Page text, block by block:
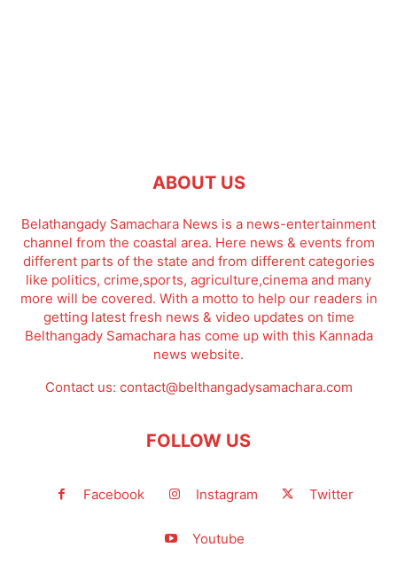
ABOUT US
Belathangady Samachara News is a news-entertainment
channel from the coastal area. Here news & events from
different parts of the state and from different categories
like politics, crime,sports, agriculture,cinema and many
more will be covered. With a motto to help our readers in
getting latest fresh news & video updates on time
Belthangady Samachara has come up with this Kannada
news website.
Contact us: contact@belthangadysamachara.com
FOLLOW US
Facebook Instagram Twitter
Youtube